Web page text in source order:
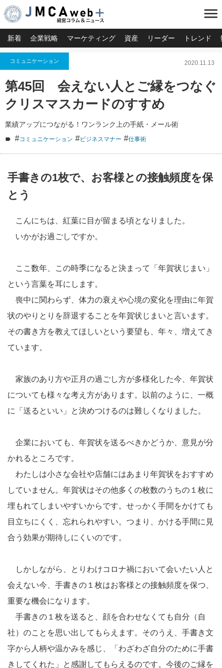
menu
新着 企業戦略 マーケティング 資産 リーダー トレンド
コミュニケーション 2020.11.13
第45回 会えない人とご縁をつなぐ
クリスマスカードのすすめ
業績アップにつながる！ワンランク上の手紙・メール術
#コミュニケーション #ビジネスマナー #仕事術
手書きの1枚で、お客様との接触頻度を保
とう
こんにちは、紅葉に目が留まる頃となりました。
いかがお過ごしですか。
ここ数年、この時季になると決まって「年賀状じまい」
という言葉を耳にします。
喪中に関わらず、体力の衰えや心境の変化を理由に年賀
状のやりとりを辞退することを年賀状じまいと言います。
その書き方を教えてほしいという要望も、年々、増えてき
ています。
家族のあり方や正月の過ごし方が多様化した今、年賀状
についても様々な考え方があります。以前のように、一概
に「送るといい」と決めつけるのは難しくなりました。
企業においても、年賀状を送るべきかどうか、意見が分
かれるところです。
わたしは小さな会社や店舗にはあまり年賀状をおすすめ
していません。年賀状はその他多くの枚数のうちの１枚に
埋もれてしまいやすいからです。せっかく手間をかけても
目立ちにくく、忘れられやすい。つまり、かける手間に見
合う効果が期待しにくいのです。
しかしながら、とりわけコロナ禍において会いたい人と
会えない今、手書きの１枚はお客様との接触頻度を保つ、
重要な機会になります。
手書きの１枚を送ると、顔を合わせなくても自分（自
社）のことを思い出してもらえます。そのうえ、手書き文
字から人柄や温かみを感じ、「わざわざ自分のために手書
きしてくれた」と感謝してもらえるのです。今後のご縁を